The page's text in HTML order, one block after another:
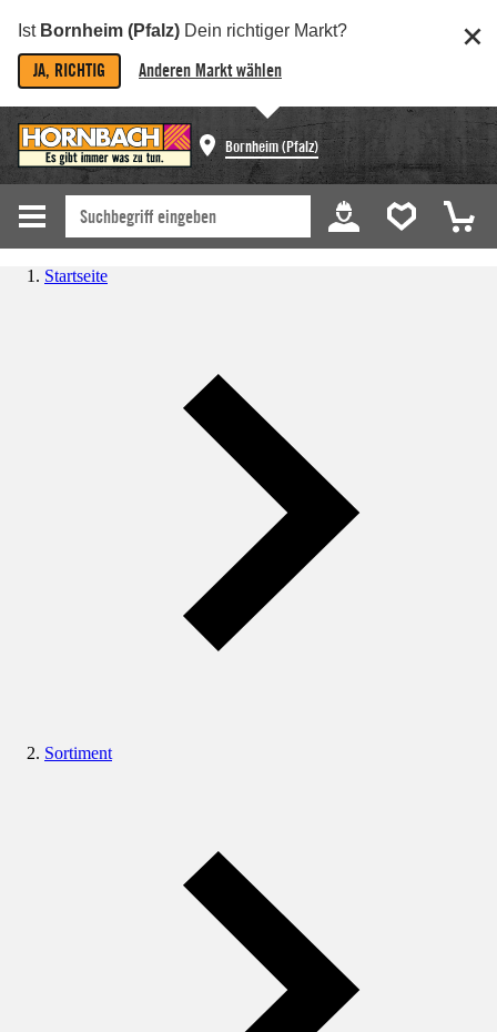
Ist Bornheim (Pfalz) Dein richtiger Markt?
JA, RICHTIG Anderen Markt wählen
Bornheim (Pfalz)
Startseite
Sortiment